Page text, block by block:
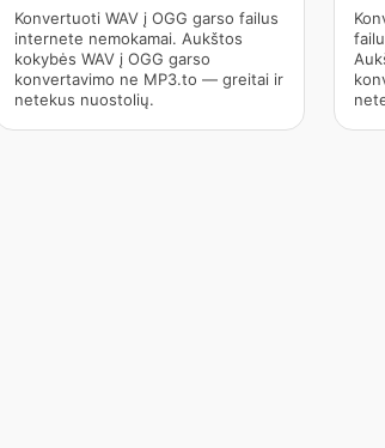
Konvertuoti WAV į OGG garso failus
internete nemokamai. Aukštos
kokybės WAV į OGG garso
konvertavimo ne MP3.to — greitai ir
netekus nuostolių.